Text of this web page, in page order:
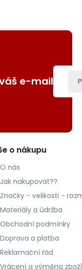
e-mail
o nákupu
O nás
Jak nakupovat??
Značky - velikosti -
Materiály a údržba
Obchodní podmínky
Doprava a platba
Reklamační řád
Vrácení a výměna zboží